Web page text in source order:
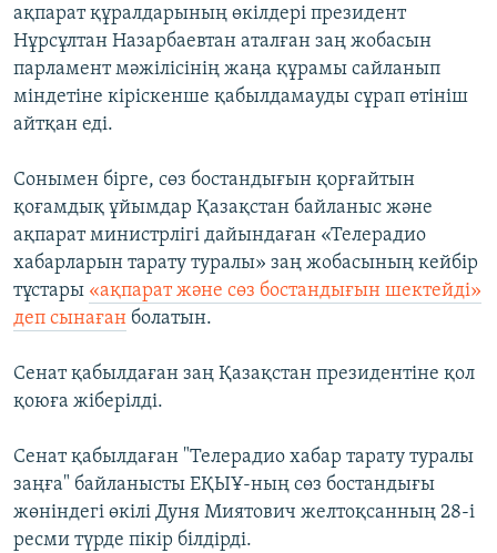
ақпарат құралдарының өкілдері президент
Нұрсұлтан Назарбаевтан аталған заң жобасын
парламент мәжілісінің жаңа құрамы сайланып
міндетіне кіріскенше қабылдамауды сұрап өтініш
айтқан еді.
Сонымен бірге, сөз бостандығын қорғайтын
қоғамдық ұйымдар Қазақстан байланыс және
ақпарат министрлігі дайындаған «Телерадио
хабарларын тарату туралы» заң жобасының кейбір
тұстары «ақпарат және сөз бостандығын шектейді»
деп сынаған болатын.
Сенат қабылдаған заң Қазақстан президентіне қол
қоюға жіберілді.
Сенат қабылдаған "Телерадио хабар тарату туралы
заңға" байланысты ЕҚЫҰ-ның сөз бостандығы
жөніндегі өкілі Дуня Миятович желтоқсанның 28-і
ресми түрде пікір білдірді.